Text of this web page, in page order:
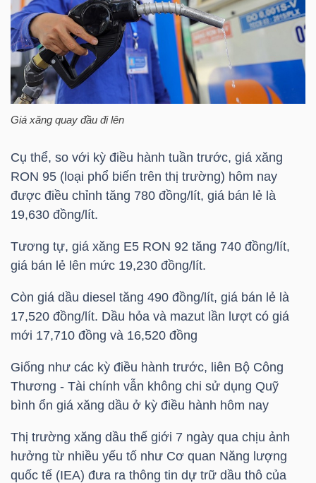
Giá xăng quay đầu đi lên
Cụ thể, so với kỳ điều hành tuần trước, giá xăng
RON 95 (loại phổ biến trên thị trường) hôm nay
được điều chỉnh tăng 780 đồng/lít, giá bán lẻ là
19,630 đồng/lít.
Tương tự, giá xăng E5 RON 92 tăng 740 đồng/lít,
giá bán lẻ lên mức 19,230 đồng/lít.
Còn giá dầu diesel tăng 490 đồng/lít, giá bán lẻ là
17,520 đồng/lít. Dầu hỏa và mazut lần lượt có giá
mới 17,710 đồng và 16,520 đồng
Giống như các kỳ điều hành trước, liên Bộ Công
Thương - Tài chính vẫn không chi sử dụng Quỹ
bình ổn giá xăng dầu ở kỳ điều hành hôm nay
Thị trường xăng dầu thế giới 7 ngày qua chịu ảnh
hưởng từ nhiều yếu tố như Cơ quan Năng lượng
quốc tế (IEA) đưa ra thông tin dự trữ dầu thô của
TÀI
CHÍNH
KINH
TẾ
GIỚI
ĐÔNG
DƯƠNG
TÀI
CHÍNH